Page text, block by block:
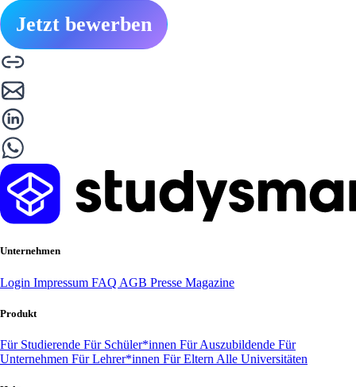
Jetzt bewerben
Unternehmen
Login Impressum FAQ AGB Presse Magazine
Produkt
Für Studierende Für Schüler*innen Für Auszubildende Für
Unternehmen Für Lehrer*innen Für Eltern Alle Universitäten